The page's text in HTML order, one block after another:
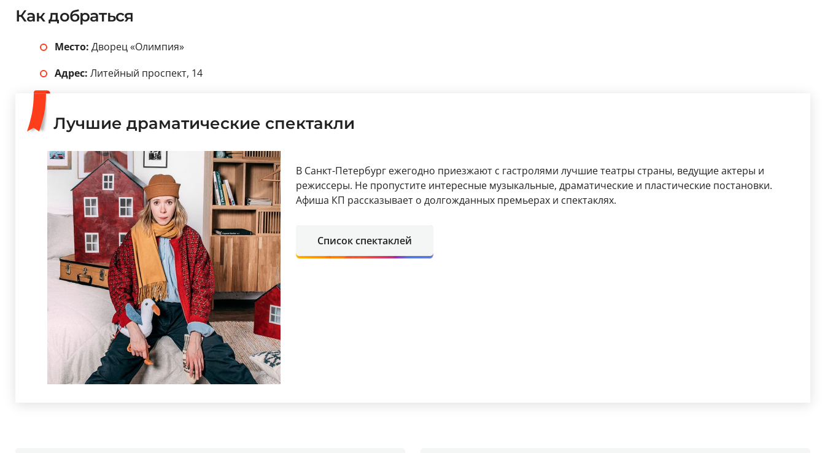
Как добраться
Место: Дворец «Олимпия»
Адрес: Литейный проспект, 14
Лучшие драматические спектакли
В Санкт-Петербург ежегодно приезжают с гастролями лучшие театры страны, ведущие актеры и
режиссеры. Не пропустите интересные музыкальные, драматические и пластические постановки.
Афиша КП рассказывает о долгожданных премьерах и спектаклях.
Список спектаклей